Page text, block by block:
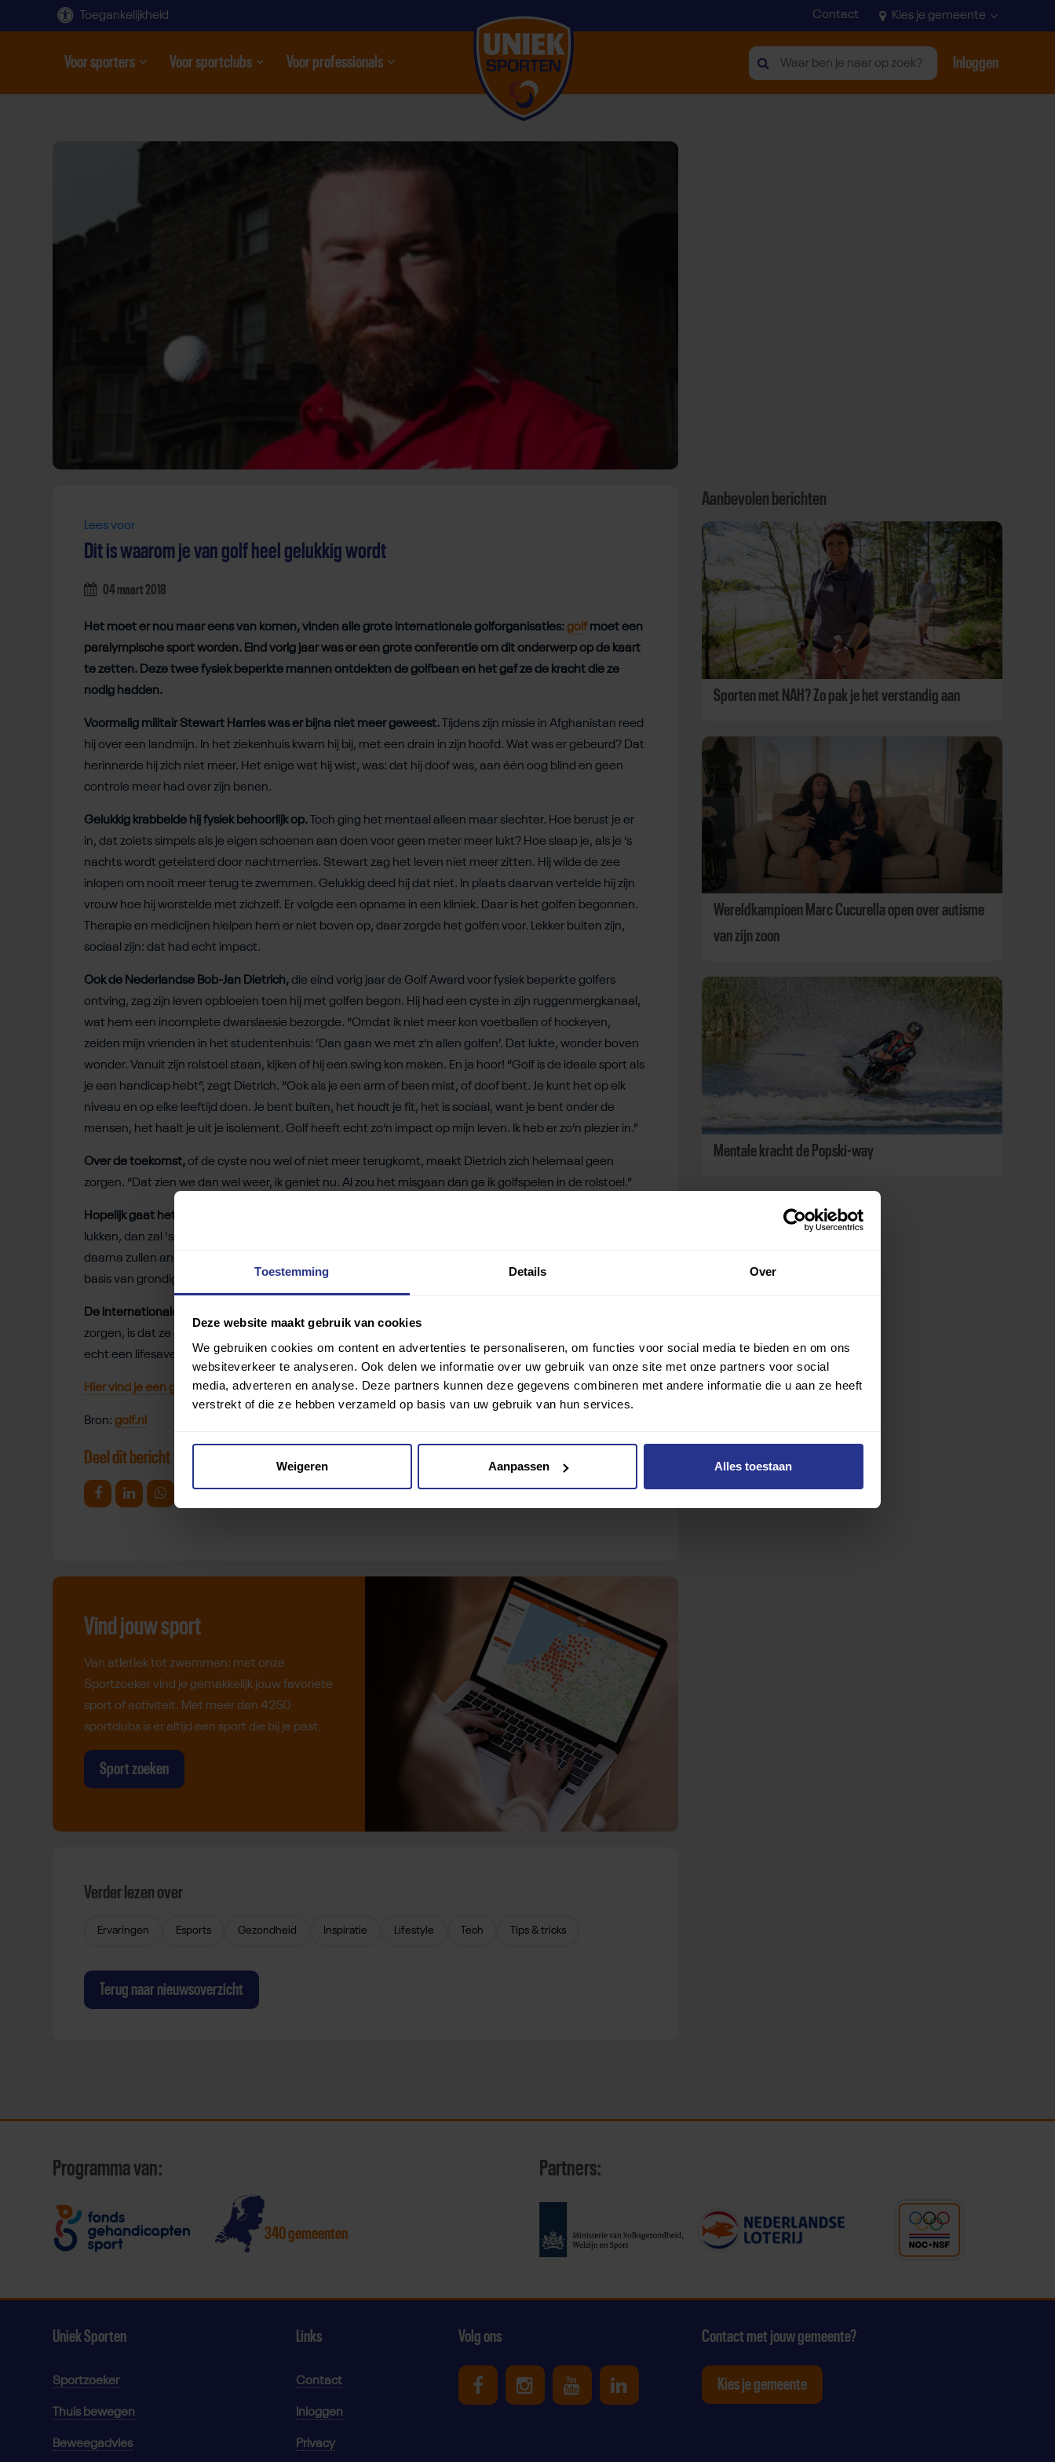
Toestemming Details Over
Deze website maakt gebruik van cookies
We gebruiken cookies om content en advertenties te personaliseren, om functies voor social media te bieden en om ons
websiteverkeer te analyseren. Ook delen we informatie over uw gebruik van onze site met onze partners voor social
media, adverteren en analyse. Deze partners kunnen deze gegevens combineren met andere informatie die u aan ze heeft
verstrekt of die ze hebben verzameld op basis van uw gebruik van hun services.
Weigeren Aanpassen Alles toestaan
Toegankelijkheid Contact Kies je gemeente
Open submenu
Voor sporters
Open submenu
Voor sportclubs
Open submenu
Voor professionals
Zoeken Inloggen
Lees voor
Dit is waarom je van golf heel gelukkig wordt
04 maart 2018
Het moet er nou maar eens van komen, vinden alle grote internationale golforganisaties:golfmoet een
paralympische sport worden. Eind vorig jaar was er een grote conferentie om dit onderwerp op de kaart
te zetten. Deze twee fysiek beperkte mannen ontdekten de golfbaan en het gaf ze de kracht die ze
nodig hadden.
Voormalig militair Stewart Harries was er bijna niet meer geweest.
Tijdens zijn missie in Afghanistan reed
hij over een landmijn. In het ziekenhuis kwam hij bij, met een drain in zijn hoofd. Wat was er gebeurd? Dat
herinnerde hij zich niet meer. Het enige wat hij wist, was: dat hij doof was, aan één oog blind en geen
controle meer had over zijn benen.
Gelukkig krabbelde hij fysiek behoorlijk op. Toch ging het mentaal alleen maar slechter. Hoe berust je er
in, dat zoiets simpels als je eigen schoenen aan doen voor geen meter meer lukt? Hoe slaap je, als je ’s
nachts wordt geteisterd door nachtmerries. Stewart zag het leven niet meer zitten. Hij wilde de zee
inlopen om nooit meer terug te zwemmen. Gelukkig deed hij dat niet. In plaats daarvan vertelde hij zijn
vrouw hoe hij worstelde met zichzelf. Er volgde een opname in een kliniek. Daar is het golfen begonnen.
Therapie en medicijnen hielpen hem er niet boven op, daar zorgde het golfen voor. Lekker buiten zijn,
sociaal zijn: dat had echt impact.
Ook de Nederlandse Bob-Jan Dietrich,die eind vorig jaar de Golf Award voor fysiek beperkte golfers
ontving, zag zijn leven opbloeien toen hij met golfen begon. Hij had een cyste in zijn ruggenmergkanaal,
wat hem een incomplete dwarslaesie bezorgde. “Omdat ik niet meer kon voetballen of hockeyen,
zeiden mijn vrienden in het studentenhuis: ’Dan gaan we met z’n allen golfen’. Dat lukte, wonder boven
wonder. Vanuit zijn rolstoel staan, kijken of hij een swing kon maken. En ja hoor! “Golf is de ideale sport als
je een handicap hebt”, zegt Dietrich. “Ook als je een arm of been mist, of doof bent. Je kunt het op elk
niveau en op elke leeftijd doen. Je bent buiten, het houdt je fit, het is sociaal, want je bent onder de
mensen, het haalt je uit je isolement. Golf heeft echt zo’n impact op mijn leven. Ik heb er zo’n plezier in.”
Over de toekomst,of de cyste nou wel of niet meer terugkomt, maakt Dietrich zich helemaal geen
zorgen. “Dat zien we dan wel weer, ik geniet nu. Al zou het misgaan dan ga ik golfspelen in de rolstoel.”
Hopelijk gaat het lukken
lukken, dan zal 'slechts' de groep spelers met een beenamputatie speelgerechtigd zijn. Pas de edities
daarna zullen andere handicapgroepen in overweging genomen worden. De reden hiervoor is dat er op
basis van grondig onderzoek moeten worden aangetoond wat de consequentie van de beperking is.
De internationale golforganisaties doen er in ieder geval alles aan.
zorgen, is dat ze golf als sport voor mensen met een beperking te promoten en omarmen. Want golf kan
echt een lifesaver zijn, een uitlaatklep, een hobby en een passie.
Hier vind je een golfvereniging bij jou in de buurt.
Bron: golf.nl
Deel dit bericht
Deel op Facebook
Deel op LinkedinDeel op Whatsapp
Vind jouw sport
Van atletiek tot zwemmen: met onze
Sportzoeker vind je gemakkelijk jouw favoriete
sport of activiteit. Met meer dan 4250
sportclubs is er altijd een sport die bij je past.
Sport zoeken
Verder lezen over
Ervaringen Esports Gezondheid Inspiratie Lifestyle Tech Tips & tricks
Terug naar nieuwsoverzicht
Aanbevolen berichten
Sporten met NAH? Zo pak je het verstandig aan
Wereldkampioen Marc Cucurella open over autisme
van zijn zoon
Mentale kracht de Popski-way
Programma van:
340 gemeenten
Partners:
Uniek Sporten
Sportzoeker
Thuis bewegen
Beweegadvies
Links
Contact
Inloggen
Privacy
Volg ons
Uniek Sporten op Facebook
Uniek Sporten op Instagram
Uniek Sporten op Youtube
Uniek Sporten op Linkedin
Contact met jouw gemeente?
Kies je gemeente